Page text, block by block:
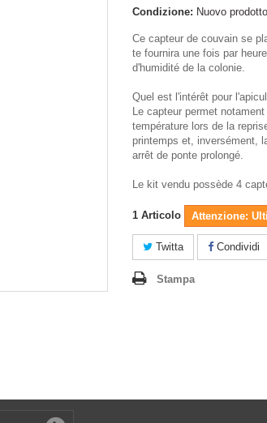
Condizione: Nuovo prodotto
Ce capteur de couvain se
te fournira une fois par
d'humidité de la colonie.
Quel est l'intérêt pour
Le capteur permet
température lors de la
printemps et, inversément,
arrêt de ponte prolongé.
Le kit vendu possède 4
1 Articolo Attenzione:
Twitta Condividi
Stampa